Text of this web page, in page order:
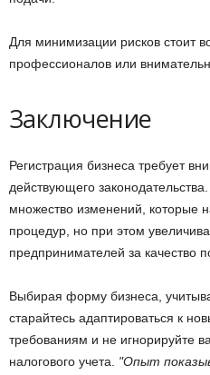
Для минимизации рисков стоит
профессионалов или
Заключение
Регистрация бизнеса требует
действующего
множество изменений, которые
процедур, но при этом
предпринимателей за качество
Выбирая форму бизнеса,
старайтесь адаптироваться к
требованиям и не игнорируйте
налогового учета.
Опыт